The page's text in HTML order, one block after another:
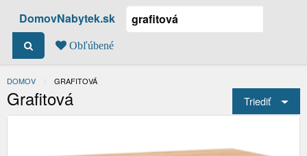
DomovNabytek.sk
Obľúbené
DOMOV ACTUAL:
GRAFITOVÁ
Grafitová Triediť